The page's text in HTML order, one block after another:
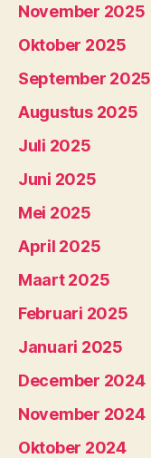
November 2025
Oktober 2025
September 2025
Augustus 2025
Juli 2025
Juni 2025
Mei 2025
April 2025
Maart 2025
Februari 2025
Januari 2025
December 2024
November 2024
Oktober 2024